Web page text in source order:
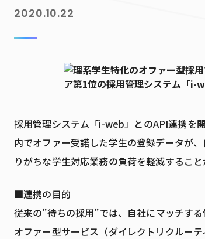
2020.10.22
採用管理システム「i-web」とのAPI連携を
内でオファー受諾した学生の登録データが
りがちな学生対応業務の負荷を軽減すること
■連携の目的
従来の”待ちの採用”では、自社にマッチす
オファー型サービス（ダイレクトリクルー